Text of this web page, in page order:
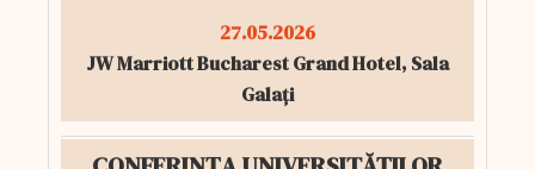
27.05.2026
JW Marriott Bucharest Grand Hotel, Sala
Galați